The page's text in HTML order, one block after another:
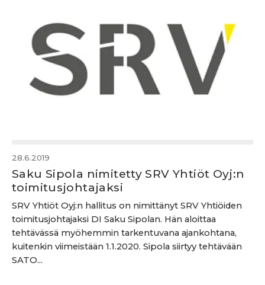
28.6.2019
Saku Sipola nimitetty SRV Yhtiöt Oyj:n
toimitusjohtajaksi
SRV Yhtiöt Oyj:n hallitus on nimittänyt SRV Yhtiöiden
toimitusjohtajaksi DI Saku Sipolan. Hän aloittaa
tehtävässä myöhemmin tarkentuvana ajankohtana,
kuitenkin viimeistään 1.1.2020. Sipola siirtyy tehtävään
SATO...